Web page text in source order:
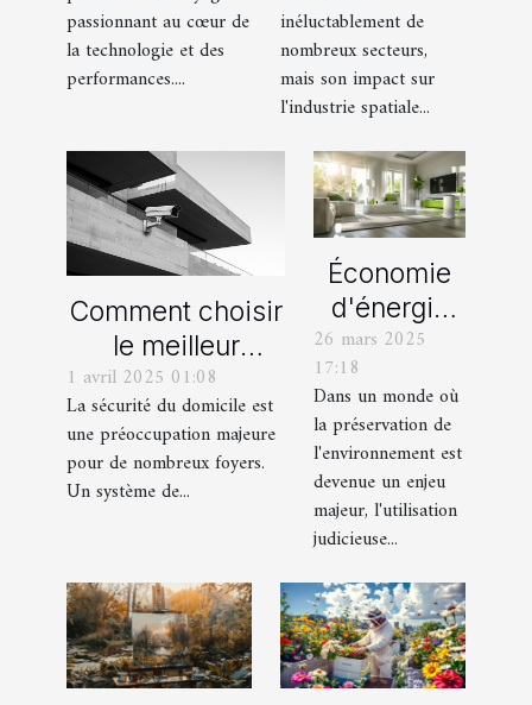
ordinateur
gamer sur
mesure
passionnant au cœur de
la technologie et des
performances....
innovations et
projets
futuristes
inéluctablement de
nombreux secteurs,
mais son impact sur
l'industrie spatiale...
Comment choisir
le meilleur
système de
vidéosurveillance
pour votre
domicile
1 avril 2025 01:08
La sécurité du domicile est
une préoccupation majeure
pour de nombreux foyers.
Un système de...
Économie
d'énergie
grâce aux
objets
connectés
Solutions
pour un
foyer
durable
26 mars 2025
17:18
Dans un monde où
la préservation de
l'environnement est
devenue un enjeu
majeur, l'utilisation
judicieuse...